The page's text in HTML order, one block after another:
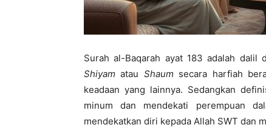
Surah al-Baqarah ayat 183 adalah dalil
Shiyam atau Shaum secara harfiah
keadaan yang lainnya. Sedangkan
minum dan mendekati perempuan
mendekatkan diri kepada Allah SWT dan